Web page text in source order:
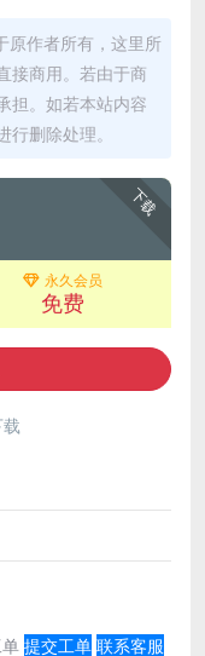
原作者所有，这里所
接商用。若由于商
担。如若本站内容
删除处理。
下载
永久会员
免费
提交工单 联系客服